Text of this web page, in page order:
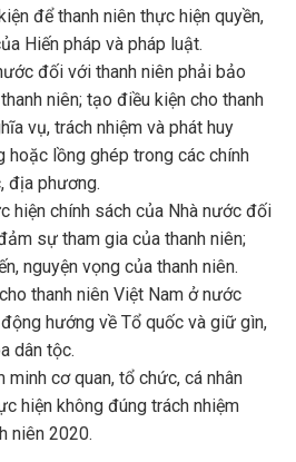
để thanh niên thực hiện quyền,
Hiến pháp và pháp luật.
đối với thanh niên phải bảo
niên; tạo điều kiện cho thanh
vụ, trách nhiệm và phát huy
lồng ghép trong các chính
địa phương.
hiện chính sách của Nhà nước đối
sự tham gia của thanh niên;
nguyện vọng của thanh niên.
thanh niên Việt Nam ở nước
hướng về Tổ quốc và giữ gìn,
dân tộc.
cơ quan, tổ chức, cá nhân
hiện không đúng trách nhiệm
niên 2020.